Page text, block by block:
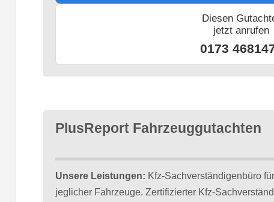
Diesen
jetzt anrufen
0173
PlusReport Fahrzeuggutachten
Unsere Leistungen: Kfz-Sachverständigenbüro
jeglicher Fahrzeuge. Zertifizierter Kfz-